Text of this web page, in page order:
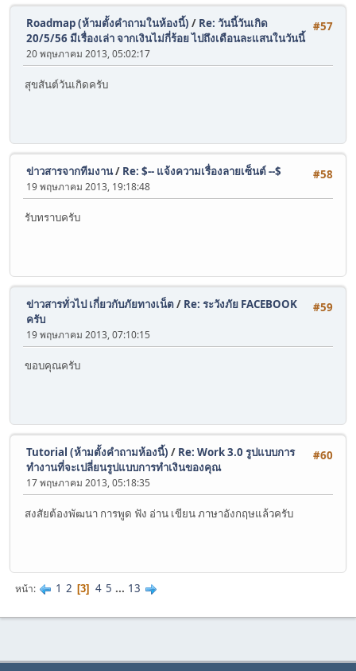
#57
Roadmap (ห้ามตั้งคำถามในห้องนี้) / Re: วันนี้วันเกิด
20/5/56 มีเรื่องเล่า จากเงินไม่กี่ร้อย ไปถึงเดือนละแสนในวันนี้
20 พฤษภาคม 2013, 05:02:17
สุขสันต์วันเกิดครับ
#58
ข่าวสารจากทีมงาน/ Re: $-- แจ้งความเรื่องลายเซ็นต์ --$
19 พฤษภาคม 2013, 19:18:48
รับทราบครับ
#59
ข่าวสารทั่วไป เกี่ยวกับภัยทางเน็ต/ Re: ระวังภัย FACEBOOK
ครับ
19 พฤษภาคม 2013, 07:10:15
ขอบคุณครับ
#60
Tutorial (ห้ามตั้งคำถามห้องนี้) / Re: Work 3.0 รูปแบบการ
ทำงานที่จะเปลี่ยนรูปแบบการทำเงินของคุณ
17 พฤษภาคม 2013, 05:18:35
สงสัยต้องพัฒนา การพูด ฟัง อ่าน เขียน ภาษาอังกฤษแล้วครับ
หน้า 1 2 3 4 5 ... 13